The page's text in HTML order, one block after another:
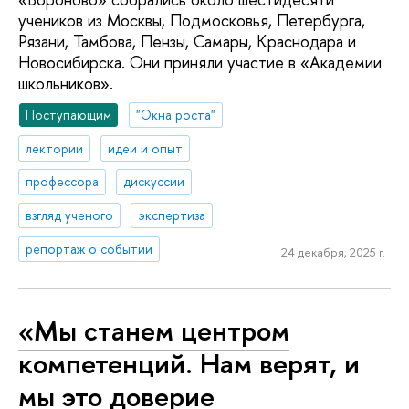
учеников из Москвы, Подмосковья, Петербурга,
Рязани, Тамбова, Пензы, Самары, Краснодара и
Новосибирска. Они приняли участие в «Академии
школьников».
Поступающим
"Окна роста"
лектории
идеи и опыт
профессора
дискуссии
взгляд ученого
экспертиза
репортаж о событии
24 декабря, 2025 г.
«Мы станем центром
компетенций. Нам верят, и
мы это доверие